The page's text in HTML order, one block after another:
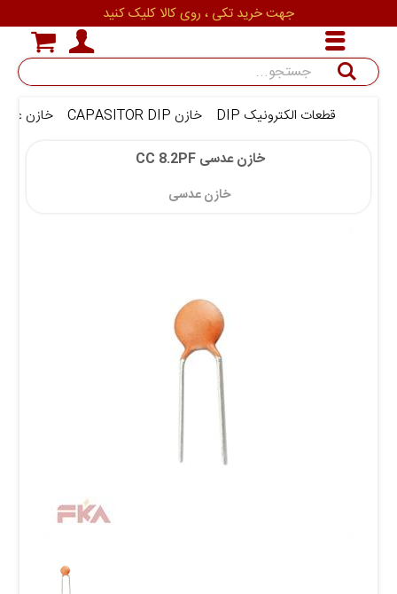
قطعات الکترونیک DIP خازن CAPASITOR DIP
خازن
خازن عدسی CC 8.2PF
خازن عدسی
جهت خرید تکی ، روی کالا کلیک کنید